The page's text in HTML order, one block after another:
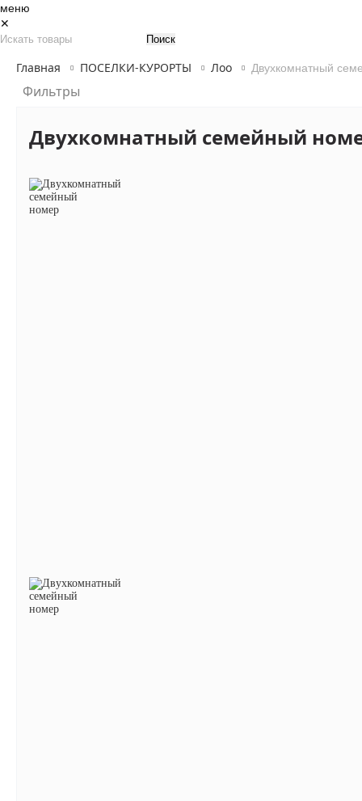
меню
✕
Главная ПОСЕЛКИ-КУРОРТЫ Лоо Двухкомнатный
Фильтры
Двухкомнатный семейный